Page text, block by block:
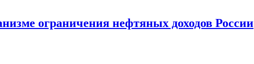
ограничения нефтяных доходов России